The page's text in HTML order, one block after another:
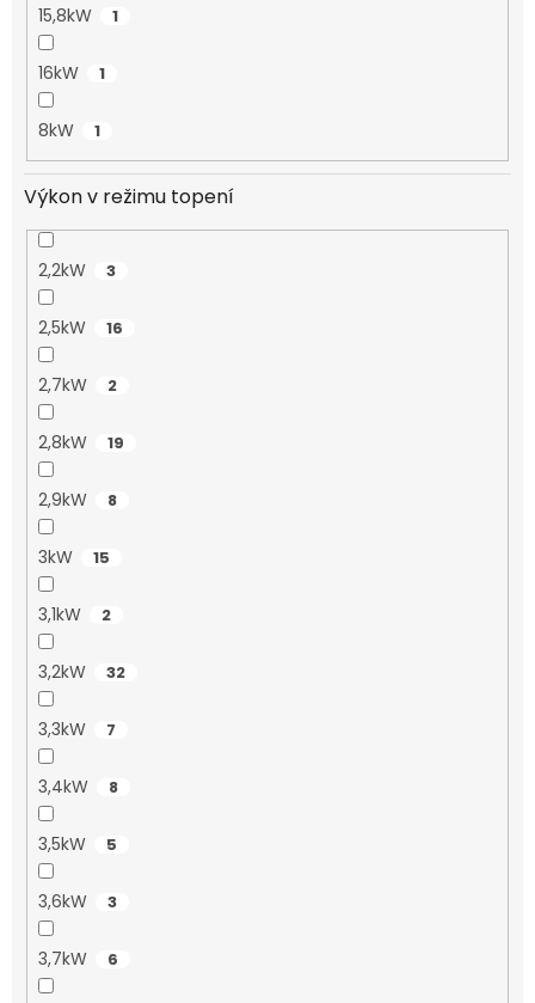
15,8kW 1
16kW 1
8kW 1
Výkon v režimu topení
2,2kW 3
2,5kW 16
2,7kW 2
2,8kW 19
2,9kW 8
3kW 15
3,1kW 2
3,2kW 32
3,3kW 7
3,4kW 8
3,5kW 5
3,6kW 3
3,7kW 6